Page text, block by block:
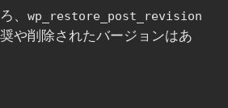
、 wp_restore_post_revision
や削除されたバージョンはあ